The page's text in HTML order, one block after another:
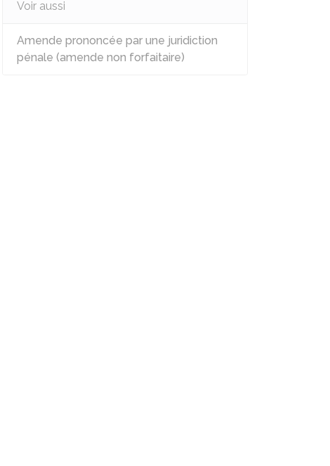
Voir aussi
Amende prononcée par une juridiction
pénale (amende non forfaitaire)